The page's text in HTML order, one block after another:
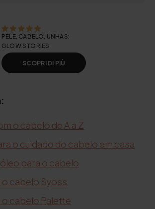
PELE, CABELO, UNHAS:
GLOW STORIES
SCOPRI DI PIÙ
o cabelo de A a Z
o cuidado do cabelo em casa
para o cabelo
cabelo Syoss
cabelo Palette